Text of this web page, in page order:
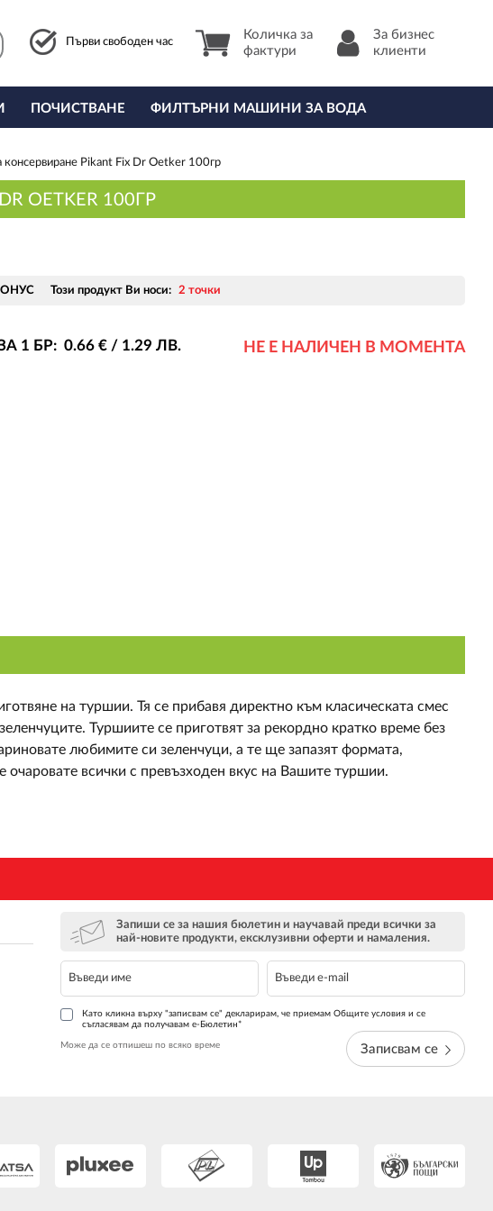
Първи свободен час
Количка за
фактури
За бизнес
клиенти
ПОЧИСТВАНЕ ФИЛТЪРНИ МАШИНИ ЗА ВОДА
консервиране Pikant Fix Dr Oetker 100гр
OETKER 100ГР
Този продукт Ви носи: 2 точки
1 БР: 0.66€ / 1.29 ЛВ. НЕ Е НАЛИЧЕН В МОМЕНТА
на туршии. Тя се прибавя директно към класическата смес
Туршиите се приготвят за рекордно кратко време без
любимите си зеленчуци, а те ще запазят формата,
всички с превъзходен вкус на Вашите туршии.
Запиши се за нашия бюлетин и научавай преди всички за
най-новите продукти, ексклузивни оферти и намаления.
Като кликна върху "записвам се" декларирам, че приемам Общите условия и се
съгласявам да получавам е-Бюлетин*
Може да се отпишеш по всяко време Записвам се